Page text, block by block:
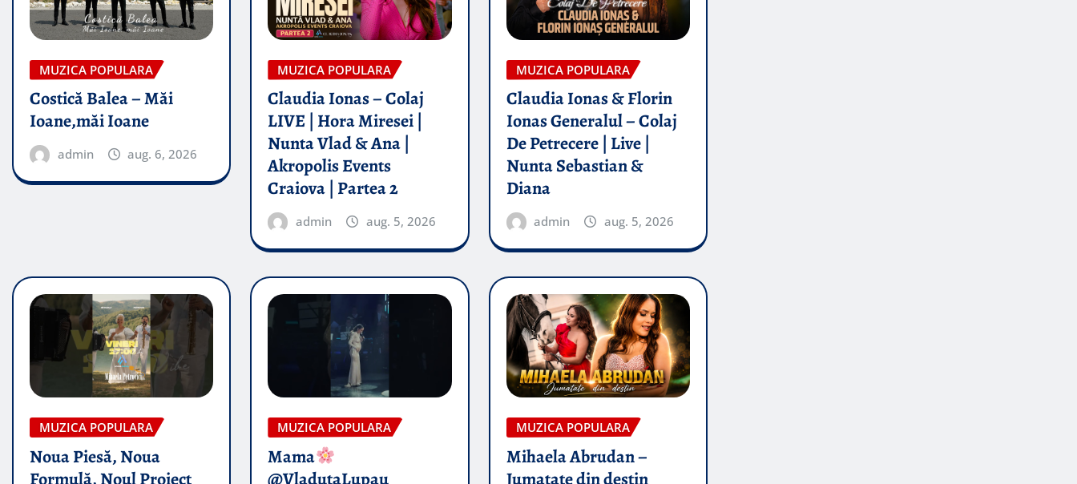
MUZICA POPULARA
Costică Balea – Măi
Ioane,măi Ioane
admin aug. 6, 2026
MUZICA POPULARA
Claudia Ionas – Colaj
LIVE | Hora Miresei |
Nunta Vlad & Ana |
Akropolis Events
Craiova | Partea 2
admin aug. 5, 2026
MUZICA POPULARA
Claudia Ionas & Florin
Ionas Generalul – Colaj
De Petrecere | Live |
Nunta Sebastian &
Diana
admin aug. 5, 2026
MUZICA POPULARA
Noua Piesă, Noua
Formulă, Noul Proiect
MUZICA POPULARA
Mama
@VladutaLupau
MUZICA POPULARA
Mihaela Abrudan –
Jumatate din destin